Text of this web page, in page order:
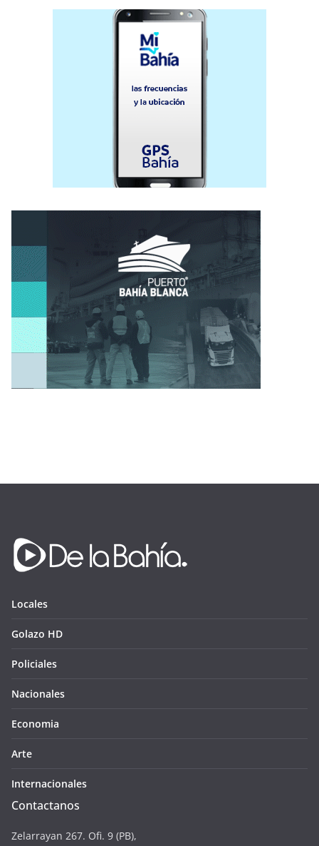
Locales
Golazo HD
Policiales
Nacionales
Economia
Arte
Internacionales
Contactanos
Zelarrayan 267. Ofi. 9 (PB),